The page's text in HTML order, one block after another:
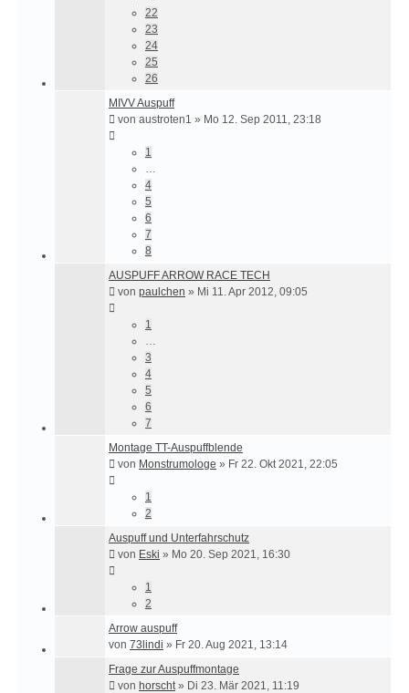
22
23
24
25
26
MIVV Auspuff
von austroten1 » Mo 12. Sep 2011, 23:18
1
4
5
6
7
8
AUSPUFF ARROW RACE TECH
von paulchen » Mi 11. Apr 2012, 09:05
1
3
4
5
6
7
Montage TT-Auspuffblende
von Monstrumologe » Fr 22. Okt 2021, 22:05
1
2
Auspuff und Unterfahrschutz
von Eski » Mo 20. Sep 2021, 16:30
1
2
Arrow auspuff
von 73lindi » Fr 20. Aug 2021, 13:14
Frage zur Auspuffmontage
von horscht » Di 23. Mär 2021, 11:19